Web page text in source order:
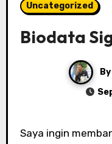
Uncategorized
Biodata
By
Saya ingin membantu Anda memulai 2018